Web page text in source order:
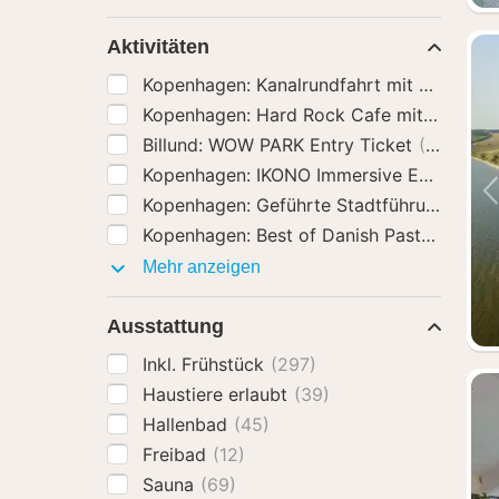
Aktivitäten
Kopenhagen: Kanalrundfahrt mit Guide
Kopenhagen: Hard Rock Cafe mit
Billund: WOW PARK Entry Ticket (6)
Kopenhagen: IKONO Immersive
Kopenhagen: Geführte Stadtführung
Kopenhagen: Best of Danish Pastry Tour
Mehr anzeigen
Ausstattung
Inkl. Frühstück (297)
Haustiere erlaubt (39)
Hallenbad (45)
Freibad (12)
Sauna (69)